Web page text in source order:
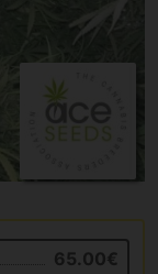
65.00€